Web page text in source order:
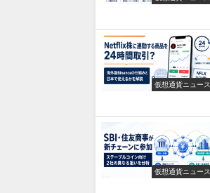
仮想通貨ニュース
仮想通貨ニュース